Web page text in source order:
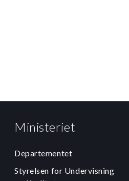
Ministeriet
Departementet
Styrelsen for Undervisning